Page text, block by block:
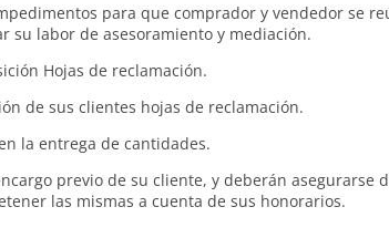
para que comprador y vendedor se
su labor de asesoramiento y mediación.
Hojas de reclamación.
de sus clientes hojas de reclamación.
la entrega de cantidades.
previo de su cliente, y deberán
las mismas a cuenta de sus honorarios.